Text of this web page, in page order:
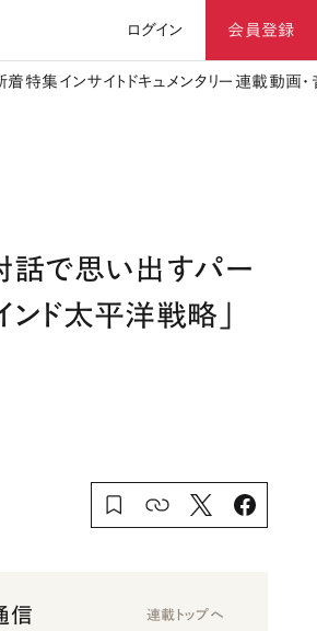
ログイン 会員登録
着特集 インサイト ドキュメンタリー 連載動画
話で思い出すパー
ンド太平洋戦略」
信 連載トップへ